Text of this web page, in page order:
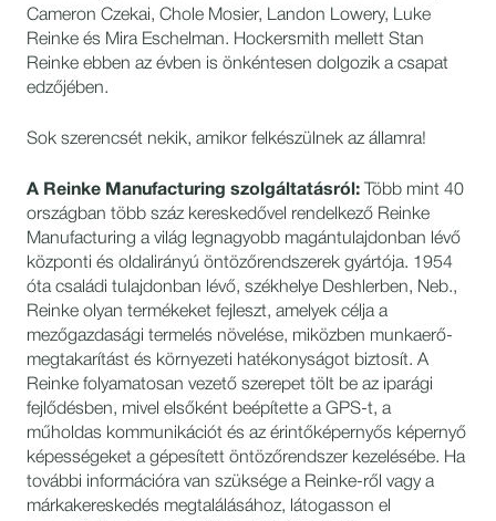
Cameron Czekai, Chole Mosier, Landon Lowery, Luke
Reinke és Mira Eschelman. Hockersmith mellett Stan
Reinke ebben az évben is önkéntesen dolgozik a csapat
edzőjében.
Sok szerencsét nekik, amikor felkészülnek az államra!
A Reinke Manufacturing szolgáltatásról:
Több mint 40
országban több száz kereskedővel rendelkező Reinke
Manufacturing a világ legnagyobb magántulajdonban lévő
központi és oldalirányú öntözőrendszerek gyártója. 1954
óta családi tulajdonban lévő, székhelye Deshlerben, Neb.,
Reinke olyan termékeket fejleszt, amelyek célja a
mezőgazdasági termelés növelése, miközben munkaerő-
megtakarítást és környezeti hatékonyságot biztosít. A
Reinke folyamatosan vezető szerepet tölt be az iparági
fejlődésben, mivel elsőként beépítette a GPS-t, a
műholdas kommunikációt és az érintőképernyős képernyő
képességeket a gépesített öntözőrendszer kezelésébe. Ha
további információra van szüksége a Reinke-ről vagy a
márkakereskedés megtalálásához, látogasson el